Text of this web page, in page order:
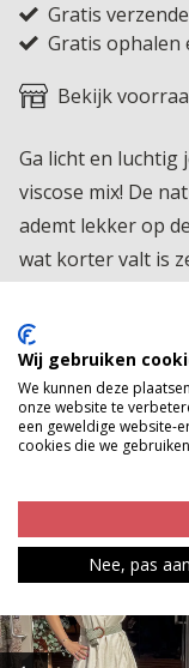
Gratis
Gratis ophalen
Bekijk
Ga licht en luchtig
viscose mix! De
ademt lekker op
wat korter valt is
sandaaltje ook
Product
Betaalinformatie
Wij gebruiken
We kunnen deze
onze website te
een geweldige website-
cookies die we
Nee, pas aan